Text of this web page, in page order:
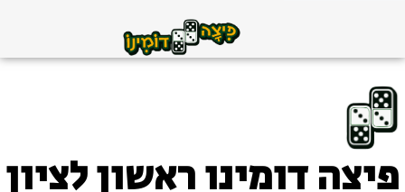
פיצה דומינו ראשון לציון